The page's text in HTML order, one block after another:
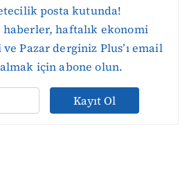
posta kutunda!
haberler, haftalık ekonomi
Pazar derginiz Plus’ı email
için abone olun.
Kayıt Ol